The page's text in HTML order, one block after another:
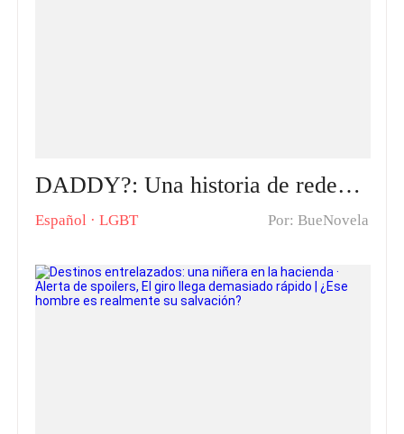
DADDY?: Una historia de redención - El viaje de Mark y Nick hacia la esperanza
Español ·LGBT Por: BueNovela